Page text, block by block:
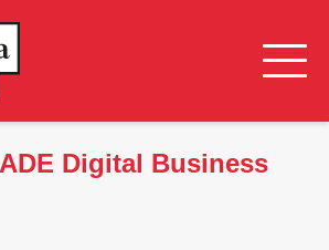
Digital Business